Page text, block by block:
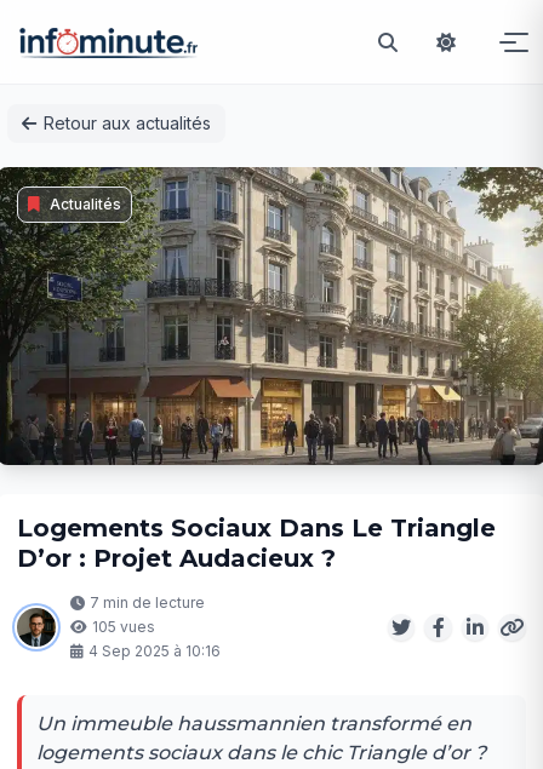
Retour aux actualités
Actualités
Logements Sociaux Dans Le Triangle
D’or : Projet Audacieux ?
7 min de lecture
105 vues
4 Sep 2025 à 10:16
Un immeuble haussmannien transformé en
logements sociaux dans le chic Triangle d’or ?